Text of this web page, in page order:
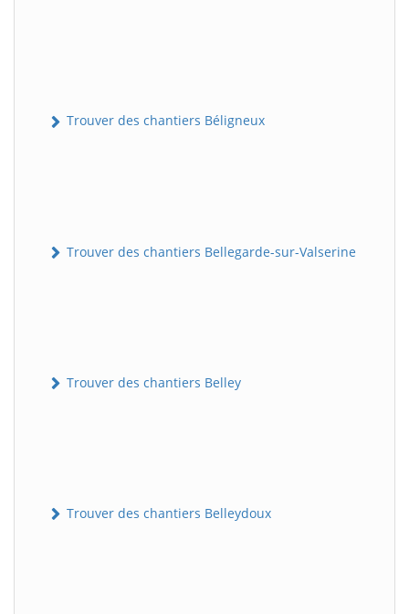
Trouver des chantiers Béligneux
Trouver des chantiers Bellegarde-sur-Valserine
Trouver des chantiers Belley
Trouver des chantiers Belleydoux